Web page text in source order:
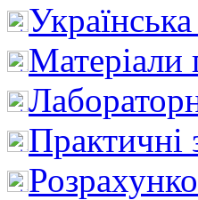
Практичні